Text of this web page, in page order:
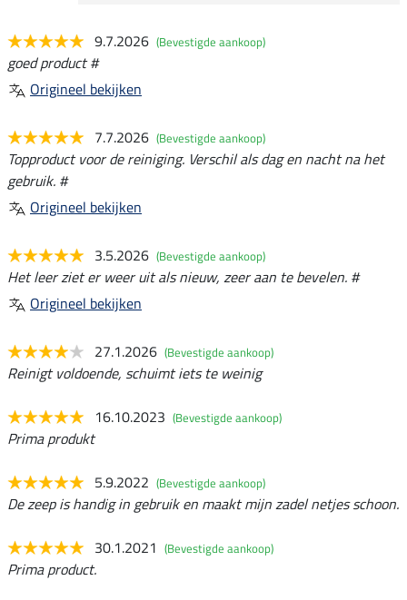
9.7.2026 (Bevestigde aankoop)
goed product #
Origineel bekijken
7.7.2026 (Bevestigde aankoop)
Topproduct voor de reiniging. Verschil als dag en nacht na het
gebruik. #
Origineel bekijken
3.5.2026 (Bevestigde aankoop)
Het leer ziet er weer uit als nieuw, zeer aan te bevelen. #
Origineel bekijken
27.1.2026 (Bevestigde aankoop)
Reinigt voldoende, schuimt iets te weinig
16.10.2023 (Bevestigde aankoop)
Prima produkt
5.9.2022 (Bevestigde aankoop)
De zeep is handig in gebruik en maakt mijn zadel netjes schoon.
30.1.2021 (Bevestigde aankoop)
Prima product.